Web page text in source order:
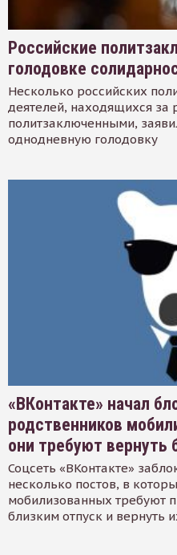
Российские
голодовке
Несколько российских
деятелей, находящихся за
политзаключенными,
однодневную голодовку
«ВКонтакте» начал
родственников
они требуют вернуть
Соцсеть «ВКонтакте»
несколько постов, в
мобилизованных требуют
близким отпуск и вернуть